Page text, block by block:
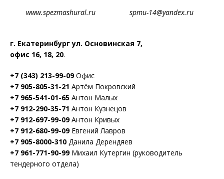
www.spezmashural.ru spmu-14@yandex.ru
г. Екатеринбург ул. Основинская 7,
офис 16, 18, 20.
+7 (343) 213-99-09Офис
+7 905-805-31-21 Артём Покровский
+7 965-541-01-65 Антон Малых
+7 912-290-35-71 Антон Кузнецов
+7 912-697-99-09Антон Кривых
+7 912-680-99-09Евгений Лавров
+7 905-8000-310 Данила Дерендяев
+7 961-771-90-99Михаил Кутергин (руководитель
тендерного отдела)